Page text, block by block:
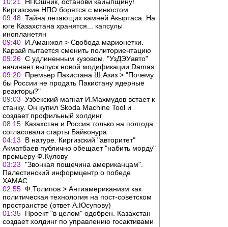
Киргизские НПО борятся с минюстом
09:48 Тайна летающих камней Акыртаса. На
юге Казахстана хранятся... капсулы
инопланетян
09:40 И.Аманжол > Свобода марионетки.
Карзай пытается сменить политориентацию
09:26 С удлиненным кузовом. "УзДЭУавто"
начинает выпуск новой модификации Damas
09:20 Премьер Пакистана Ш.Азиз > "Почему
бы России не продать Пакистану ядерные
реакторы?"
09:03 Узбекский магнат И.Махмудов встает к
станку. Он купил Skoda Machine Tool и
создает профильный холдинг
08:15 Казахстан и Россия только на полгода
согласовали старты Байконура
04:13
В натуре. Киргизский "авторитет"
Акматбаев публично обещает "набить морду"
премьеру Ф.Кулову
03:23 "Звонкая пощечина американцам".
Палестинский информцентр о победе
ХАМАС
02:55 Ф.Толипов > Антиамериканизм как
политическая технология на пост-советском
пространстве (ответ А.Юсупову)
01:35 Проект "в целом" одобрен. Казахстан
создает холдинг по управлению госактивами